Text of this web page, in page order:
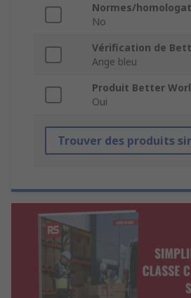
Normes/
No
Vérification de
Ange bleu
Produit Better
Oui
Trouver des produits